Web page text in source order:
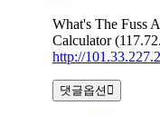
What's The Fuss
Calculator
http://
댓글옵션